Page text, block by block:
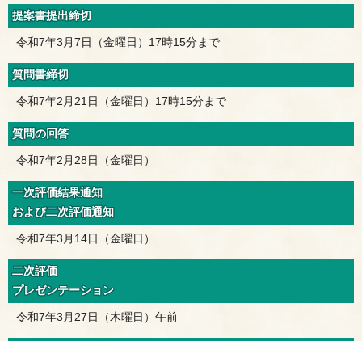
提案書提出締切
令和7年3月7日（金曜日）17時15分まで
質問書締切
令和7年2月21日（金曜日）17時15分まで
質問の回答
令和7年2月28日（金曜日）
一次評価結果通知
および二次評価通知
令和7年3月14日（金曜日）
二次評価
プレゼンテーション
令和7年3月27日（木曜日）午前